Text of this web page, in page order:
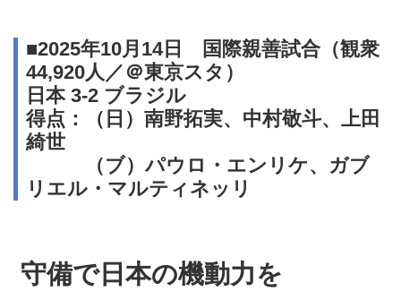
■2025年10月14日 国際親善試合（観衆
44,920人／＠東京スタ）
日本 3-2 ブラジル
得点：（日）南野拓実、中村敬斗、上田
綺世
（ブ）パウロ・エンリケ、ガブ
リエル・マルティネッリ
守備で日本の機動力を